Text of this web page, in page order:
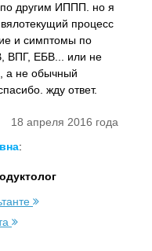
другим ИППП. но я
процесс
и симптомы по
ВПГ, ЕБВ... или не
а не обычный
жду ответ.
18 апреля 2016 года
: